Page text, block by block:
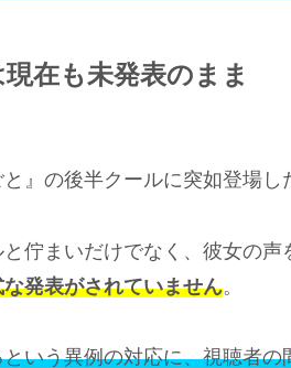
在も未発表のまま
』の後半クールに突如登場し
佇まいだけでなく、彼女の声
発表がされていません。
いう異例の対応に、視聴者